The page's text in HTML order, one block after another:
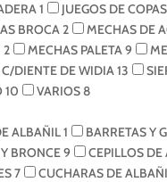
1 JUEGOS DE COPAS
BROCA2 MECHAS DE
2 MECHAS PALETA9
DIENTE DE WIDIA13
10 VARIOS 8
ALBAÑIL1 BARRETAS Y
BRONCE9 CEPILLOS DE
7 CUCHARAS DE